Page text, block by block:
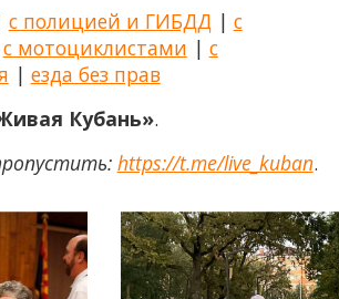
с полицией и ГИБДД| с
с мотоциклистами | с
| езда без прав
Кубань».
https://t.me/live_kuban.